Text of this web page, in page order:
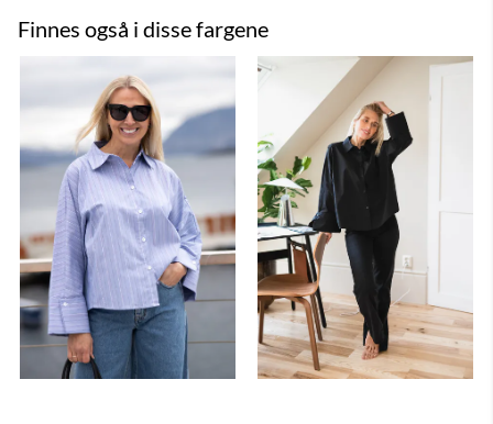
Finnes også i disse fargene